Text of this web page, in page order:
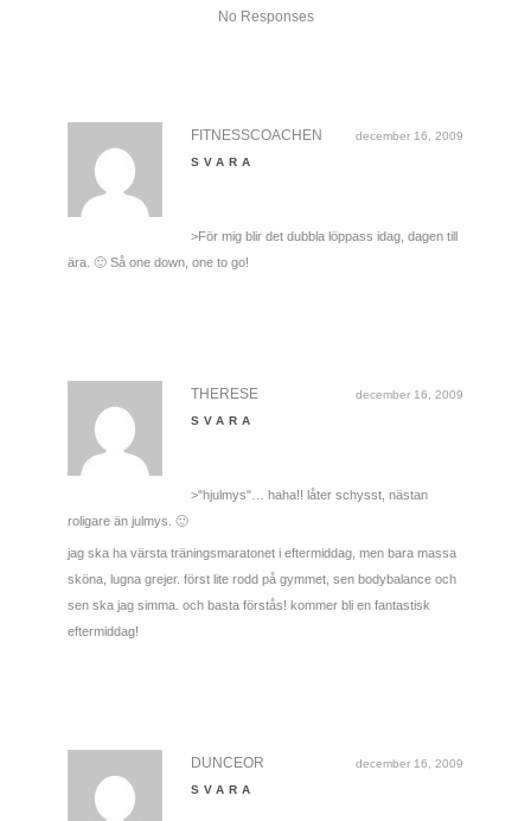
No Responses
december 16, 2009
FITNESSCOACHEN
SVARA
>För mig blir det dubbla löppass idag, dagen till
ära. 🙂 Så one down, one to go!
december 16, 2009
THERESE
SVARA
>"hjulmys"… haha!! låter schysst, nästan
roligare än julmys. 🙂
jag ska ha värsta träningsmaratonet i eftermiddag, men bara massa
sköna, lugna grejer. först lite rodd på gymmet, sen bodybalance och
sen ska jag simma. och basta förstås! kommer bli en fantastisk
eftermiddag!
december 16, 2009
DUNCEOR
SVARA